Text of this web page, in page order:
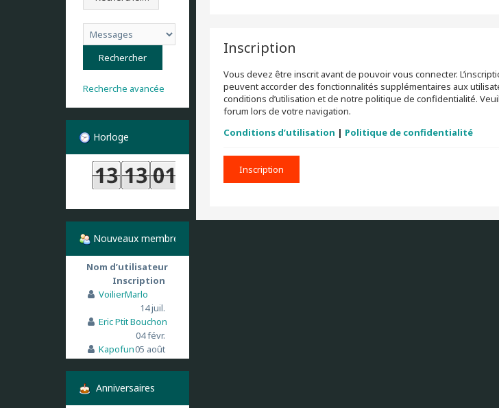
Inscription
Vous devez être inscrit avant de pouvoir vous connecter.
peuvent accorder des fonctionnalités supplémentaires aux
conditions d’utilisation et de notre politique de confidentialité.
forum lors de votre navigation.
Conditions d’utilisation | Politique de confidentialité
Inscription
Recherche avancée
Horloge
Nouveaux membres
Nom d’utilisateur
Inscription
VoilierMarlo
14 juil.
Eric Ptit Bouchon
04 févr.
Kapofun05 août
Anniversaires